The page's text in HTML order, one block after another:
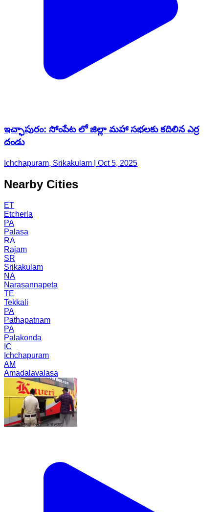
ఇచ్ఛాపురం: సోంపేట లో జిల్లా మహా సభలకు కదిలిన ఎర్ర
దండు
Ichchapuram, Srikakulam | Oct 5, 2025
Nearby Cities
ET
Etcherla
PA
Palasa
RA
Rajam
SR
Srikakulam
NA
Narasannapeta
TE
Tekkali
PA
Pathapatnam
PA
Palakonda
IC
Ichchapuram
AM
Amadalavalasa